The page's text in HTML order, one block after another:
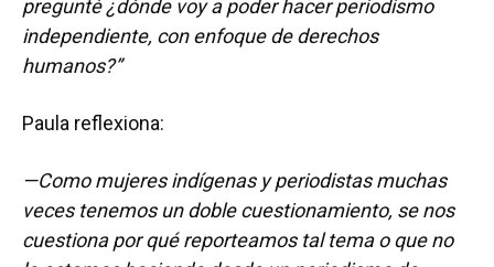
pregunté ¿dónde voy a poder hacer periodismo
independiente, con enfoque de derechos
humanos?”
Paula reflexiona:
—Como mujeres indígenas y periodistas muchas
veces tenemos un doble cuestionamiento, se nos
cuestiona por qué reporteamos tal tema o que no